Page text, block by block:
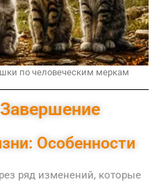
по человеческим меркам
Особенности
ряд изменений, которые